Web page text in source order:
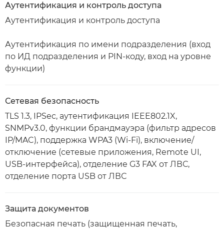
Аутентификация и контроль доступа
Аутентификация и контроль доступа
Аутентификация по имени подразделения (вход
по ИД подразделения и PIN-коду, вход на уровне
функции)
Сетевая безопасность
TLS 1.3, IPSec, аутентификация IEEE802.1X,
SNMPv3.0, функции брандмауэра (фильтр адресов
IP/MAC), поддержка WPA3 (Wi-Fi), включение/
отключение (сетевые приложения, Remote UI,
USB-интерфейса), отделение G3 FAX от ЛВС,
отделение порта USB от ЛВС
Защита документов
Безопасная печать (защищенная печать,